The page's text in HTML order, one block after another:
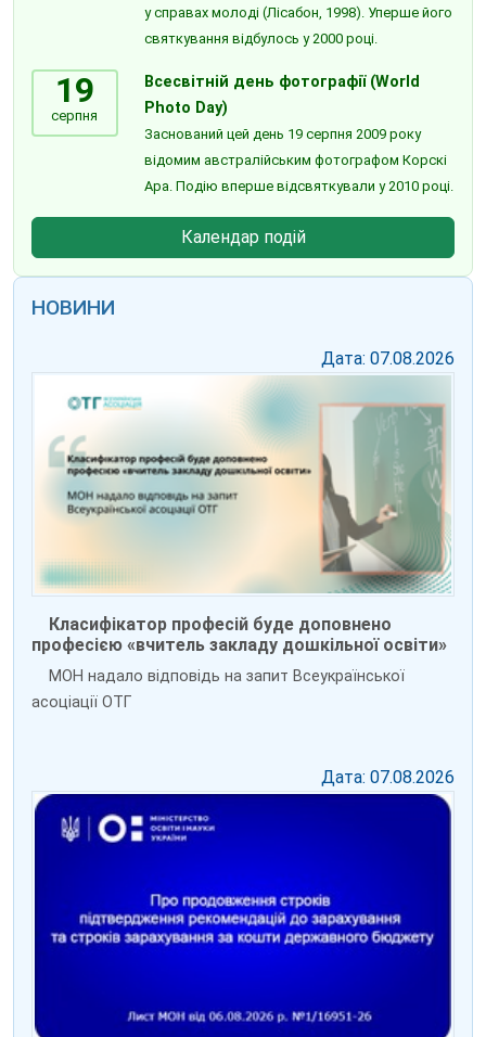
у справах молоді (Лісабон, 1998). Уперше його
святкування відбулось у 2000 році.
19
серпня
Всесвітній день фотографії (World
Photo Day)
Заснований цей день 19 серпня 2009 року
відомим австралійським фотографом Корскі
Ара. Подію вперше відсвяткували у 2010 році.
Календар подій
НОВИНИ
Дата: 07.08.2026
Класифікатор професій буде доповнено
професією «вчитель закладу дошкільної освіти»
МОН надало відповідь на запит Всеукраїнської
асоціації ОТГ
Дата: 07.08.2026